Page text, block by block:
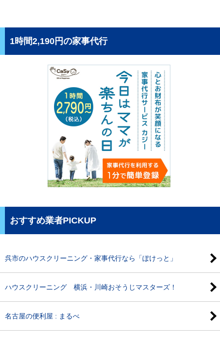
1時間2,190円の家事代行
おすすめ業者PICKUP
呉市のハウスクリーニング・家事代行なら「ぽけっと」
ハウスクリーニング 横浜・川崎おそうじマスターズ！
名古屋の便利屋 : まるべ